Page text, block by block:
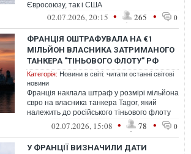
Євросоюзу, так і США
02.07.2026, 20:15 • 265 • 0
ФРАНЦІЯ ОШТРАФУВАЛА НА €1
МІЛЬЙОН ВЛАСНИКА ЗАТРИМАНОГО
ТАНКЕРА "ТІНЬОВОГО ФЛОТУ" РФ
Категорія: Новини в світі: читати останні світові
новини
Франція наклала штраф у розмірі мільйона
євро на власника танкера Tagor, який
належить до російського тіньового флоту
та був затриманий наприкінці тра...
02.07.2026, 15:08 • 78 • 0
У ФРАНЦІЇ ВИЗНАЧИЛИ ДАТИ